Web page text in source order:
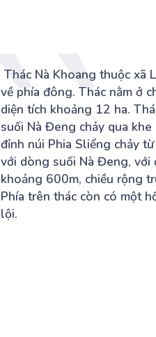
Thác Nà Khoang thuộc xã
về phía đông. Thác nằm ở
diện tích khoảng 12 ha.
suối Nà Đeng chảy qua
đỉnh núi Phia Sliểng chảy
với dòng suối Nà Đeng, với
khoảng 600m, chiều rộng
Phía trên thác còn có một
lội.